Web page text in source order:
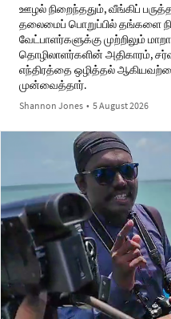
ஊழல் நிறைந்ததும், வீங்கிப்
தலைமைப் பொறுப்பில் தங்களை
வேட்பாளர்களுக்கு முற்றிலும்
தொழிலாளர்களின் அதிகாரம்,
எந்திரத்தை ஒழித்தல்
முன்வைத்தார்.
Shannon Jones • 5 August 2026